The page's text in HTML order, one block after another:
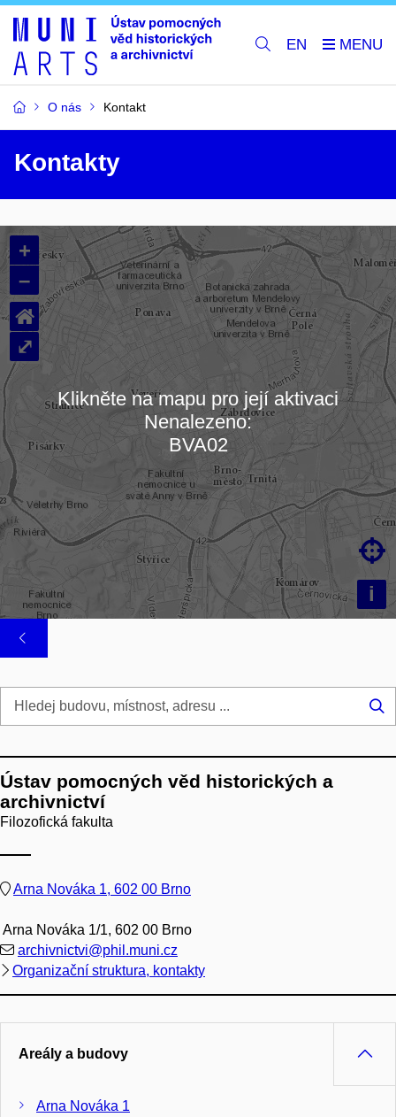
EN
O nás Kontakt
Kontakty
Načítám mapu…
+
–
i

⌂
⤢
Klikněte na mapu pro její aktivaci
Nenalezeno:
BVA02
Ústav pomocných věd historických a
archivnictví
Filozofická fakulta
Arna Nováka 1, 602 00 Brno
Arna Nováka 1/1, 602 00 Brno
archivnictvi@phil.muni.cz
Organizační struktura, kontakty
Areály a budovy
Arna Nováka 1